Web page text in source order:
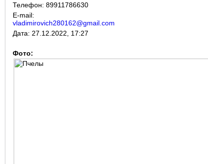
Телефон: 89911786630
E-mail:
vladimirovich280162@gmail.com
Дата: 27.12.2022, 17:27
Фото: